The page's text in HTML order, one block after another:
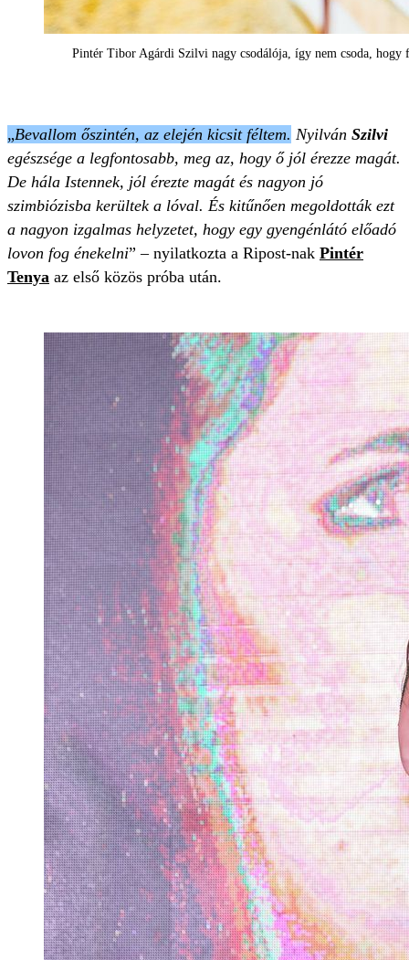
Pintér Tibor Agárdi Szilvi nagy csodálója, így nem csoda,
„Bevallom őszintén, az elején kicsit féltem. Nyilván Szilvi
egészsége a legfontosabb, meg az, hogy ő jól érezze magát.
De hála Istennek, jól érezte magát és nagyon jó
szimbiózisba kerültek a lóval. És kitűnően megoldották ezt
a nagyon izgalmas helyzetet, hogy egy gyengénlátó előadó
lovon fog énekelni” – nyilatkozta a Ripost-nak Pintér
Tenya az első közös próba után.